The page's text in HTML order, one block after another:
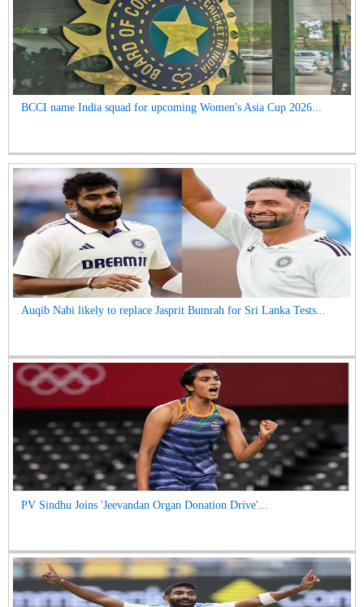
BCCI name India squad for upcoming Women's Asia Cup 2026...
Auqib Nabi likely to replace Jasprit Bumrah for Sri Lanka Tests...
PV Sindhu Joins 'Jeevandan Organ Donation Drive'...